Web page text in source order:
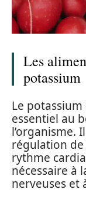
Les
potassium
Le
essentiel au
l’organisme.
régulation
rythme
nécessaire à
nerveuses et